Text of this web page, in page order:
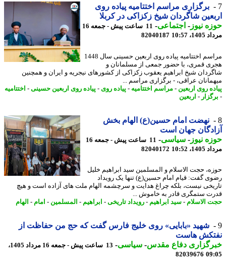
برگزاری مراسم اختتامیه پیاده روی
شاگردان شیخ زکزاکی در کربلا
نیوز-اجتماعی-
11 ساعت پیش - جمعه 16
10:57
82040187
مراسم اختتامیه پیاده روی اربعین حسینی سال 1448
قمری، با حضور جمعی از مسلمانان و
شیخ ابراهیم یعقوب زکزاکی از کشورهای نیجریه و ایران و همچنین
عراقی، - برگزاری مراسم ...
روی اربعین -مراسم اختتامیه-پیاده روی -پیاده روی اربعین حسینی-اختتامیه
- اربعین
نهضت امام حسین(ع) الهام بخش
جهان است
نیوز-سیاسی-
11 ساعت پیش - جمعه 16
10:52
82040172
حجت الاسلام و المسلمین سید ابراهیم خلیل
گفت: قیام امام حسین(ع) تنها یک رویداد
نیست، بلکه چراغ هدایت و سرچشمه الهام ملت های آزاده است و هیچ
ستمگری قادر به خاموش ...
الاسلام-سید ابراهیم -رویداد تاریخی -ابراهیم -المسلمین-امام -الهام
شهید «بابایی» روی خلیج فارس گفت که حج من حفاظت از
هاست
دفاع مقدس-سیاسی-
13 ساعت پیش - جمعه 16 مرداد 1405،
82039676